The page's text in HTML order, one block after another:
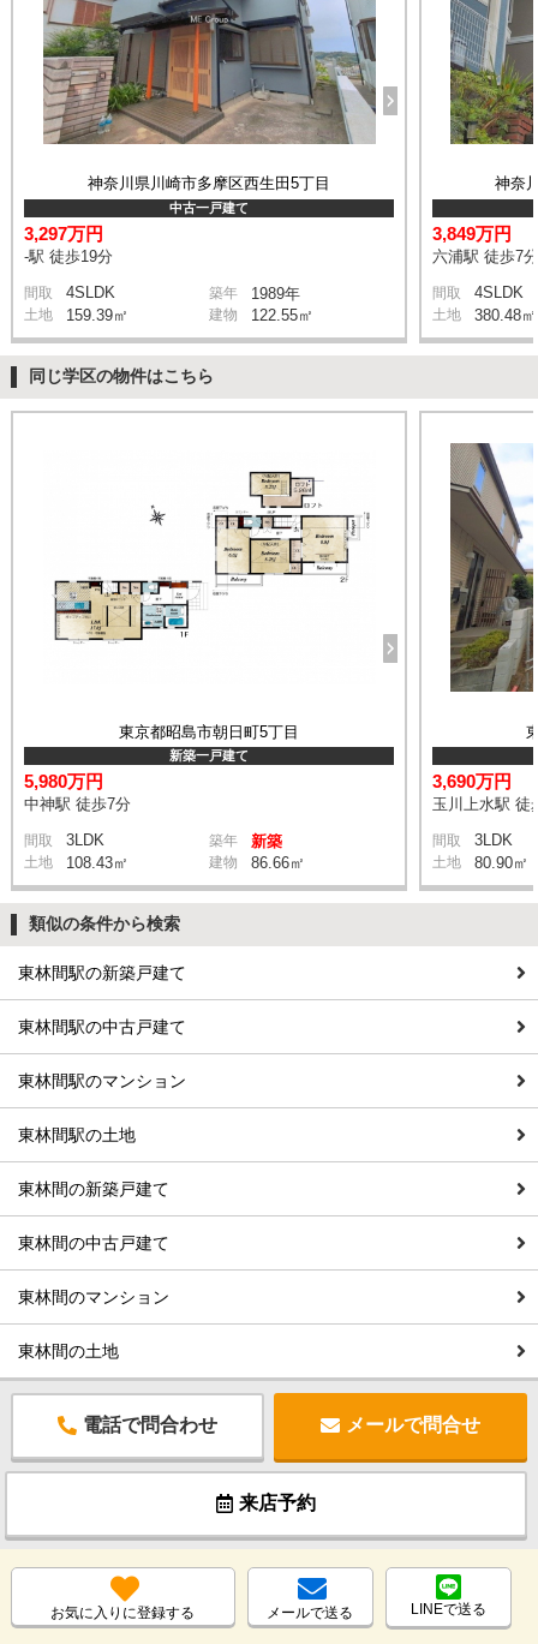
神奈川県川崎市多摩区西生田5丁目
中古一戸建て
3,297万円
-駅 徒歩19分
間取 4SLDK 築年 1989年
土地 159.39㎡ 建物 122.55㎡
神奈
3,849万円
六浦駅 徒歩7分
間取 4SLDK
土地 380.48㎡
同じ学区の物件はこちら
東京都昭島市朝日町5丁目
新築一戸建て
5,980万円
中神駅 徒歩7分
間取 3LDK 築年 新築
土地 108.43㎡ 建物 86.66㎡
3,690万円
玉川上水駅 徒
間取 3LDK
土地 80.90㎡
類似の条件から検索
東林間駅の新築戸建て
東林間駅の中古戸建て
東林間駅のマンション
東林間駅の土地
東林間の新築戸建て
東林間の中古戸建て
東林間のマンション
東林間の土地
電話で問合わせ メールで問合せ
来店予約
お気に入りに登録する メールで送る LINEで送る